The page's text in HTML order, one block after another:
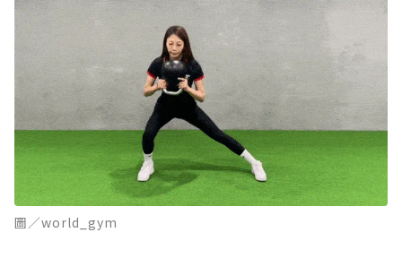
圖／world_gym